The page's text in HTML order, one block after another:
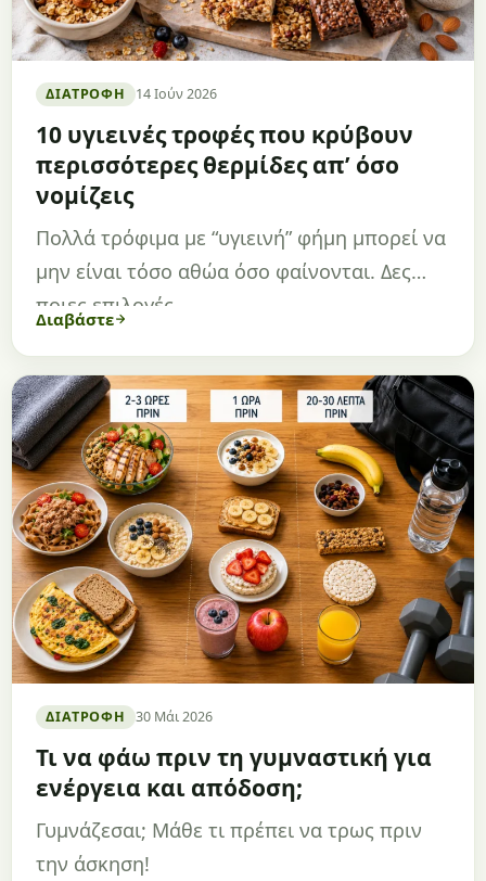
ΔΙΑΤΡΟΦΉ 14 Ιούν 2026
10 υγιεινές τροφές που κρύβουν
περισσότερες θερμίδες απ’ όσο
νομίζεις
Πολλά τρόφιμα με “υγιεινή” φήμη μπορεί να
μην είναι τόσο αθώα όσο φαίνονται. Δες
ποιες επιλογές…
Διαβάστε
ΔΙΑΤΡΟΦΉ 30 Μάι 2026
Τι να φάω πριν τη γυμναστική για
ενέργεια και απόδοση;
Γυμνάζεσαι; Μάθε τι πρέπει να τρως πριν
την άσκηση!